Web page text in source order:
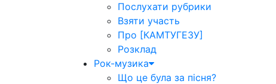
Послухати рубрики
Взяти участь
Про [КАМТУГЕЗУ]
Розклад
Рок-музика
Що це була за пісня?